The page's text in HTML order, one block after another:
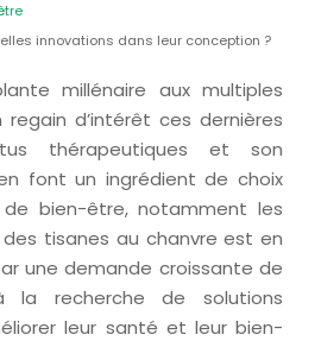
innovations dans leur conception ?
millénaire aux multiples
d’intérêt ces dernières
thérapeutiques et son
font un ingrédient de choix
bien-être, notamment les
tisanes au chanvre est en
une demande croissante de
la recherche de solutions
leur santé et leur bien-